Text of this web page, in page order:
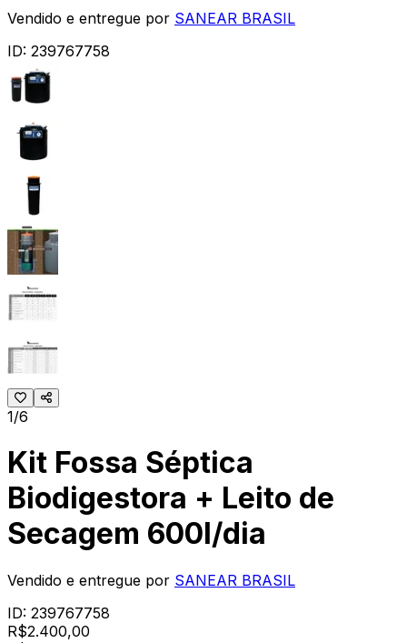
Vendido e entregue por SANEAR BRASIL
ID: 239767758
1/6
Kit Fossa Séptica
Biodigestora + Leito de
Secagem 600l/dia
Vendido e entregue por SANEAR BRASIL
ID: 239767758
R$2.400,00